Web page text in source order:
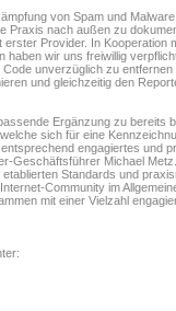
von Spam und
Praxis nach außen zu
Provider. In Kooperation
haben wir uns freiwillig
unverzüglich zu
und gleichzeitig den
Ergänzung zu bereits
sich für eine
engagiertes und
Geschäftsführer Michael
Standards und
Community im
mit einer Vielzahl